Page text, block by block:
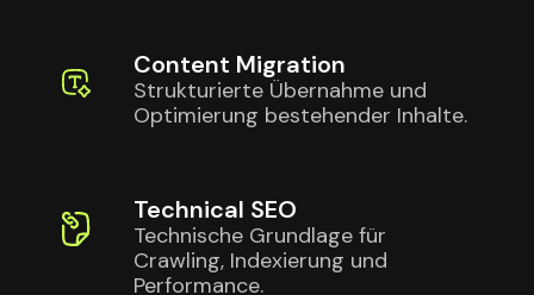
Content Migration
Strukturierte Übernahme und
Optimierung bestehender Inhalte.
Technical SEO
Technische Grundlage für
Crawling, Indexierung und
Performance.